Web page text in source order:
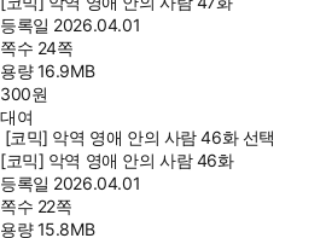
등록일 2026.04.01
쪽수 24쪽
용량16.9MB
300원
대여
[코믹] 악역 영애 안의 사람 46화 선택
[코믹] 악역 영애 안의 사람 46화
등록일 2026.04.01
쪽수 22쪽
용량15.8MB